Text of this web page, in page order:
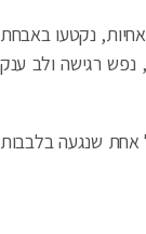
נקטעו באבחת
רגישה ולב ענק
אחת שנגעה בלבבות